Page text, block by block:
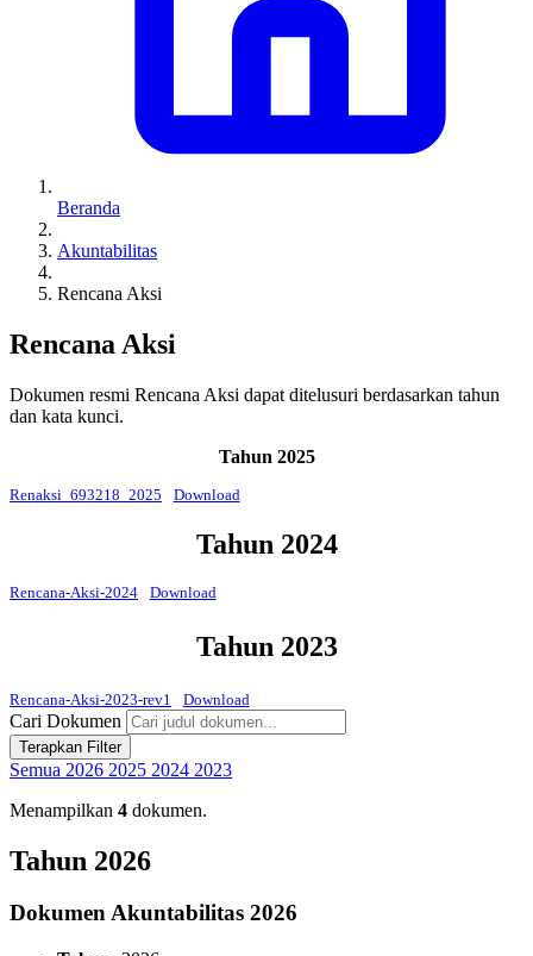
Beranda
Akuntabilitas
Rencana Aksi
Rencana Aksi
Dokumen resmi Rencana Aksi dapat ditelusuri berdasarkan tahun
dan kata kunci.
Tahun 2025
Renaksi_693218_2025 Download
Tahun 2024
Rencana-Aksi-2024 Download
Tahun 2023
Rencana-Aksi-2023-rev1 Download
Cari Dokumen
Terapkan Filter
Semua 2026 2025 2024 2023
Menampilkan 4 dokumen.
Tahun 2026
Dokumen Akuntabilitas 2026